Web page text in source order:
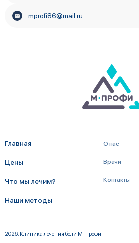
mprofi86@mail.ru
Главная
Цены
Что мы лечим?
Наши методы
О нас
Врачи
Контакты
2026. Клиника лечения боли М-профи